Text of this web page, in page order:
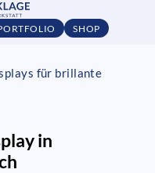
SHOP
für brillante
in